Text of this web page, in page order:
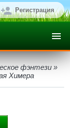
Регистрация
фэнтези »
Химера